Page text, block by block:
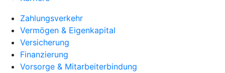
Zahlungsverkehr
Vermögen & Eigenkapital
Versicherung
Finanzierung
Vorsorge & Mitarbeiterbindung